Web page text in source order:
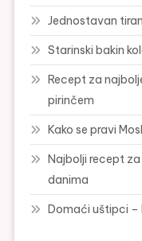
Jednostavan
Starinski bakin
Recept za
pirinčem
Kako se pravi
Najbolji recept
danima
Domaći uštipci –